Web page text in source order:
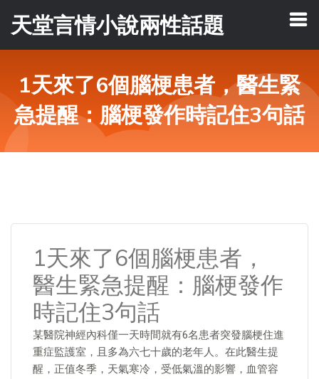
天堂言情小說兩性話題
1天來了6個腦梗患者，醫生緊
急提醒：腦梗發作時記住3句話
1天來了6個腦梗患者，
醫生緊急提醒：腦梗發作
時記住3句話
某醫院神經內科僅一天時間就有6名患者突發腦梗住進
重症監護室，且多為六七十歲的老年人。在此醫生提
醒，正值冬季，天氣寒冷，受低氣溫的影響，血管容